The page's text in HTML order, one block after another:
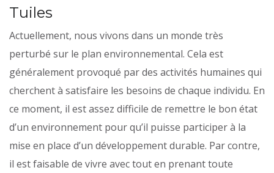
Tuiles
Actuellement, nous vivons dans un monde très
perturbé sur le plan environnemental. Cela est
généralement provoqué par des activités humaines qui
cherchent à satisfaire les besoins de chaque individu. En
ce moment, il est assez difficile de remettre le bon état
d’un environnement pour qu’il puisse participer à la
mise en place d’un développement durable. Par contre,
il est faisable de vivre avec tout en prenant toute